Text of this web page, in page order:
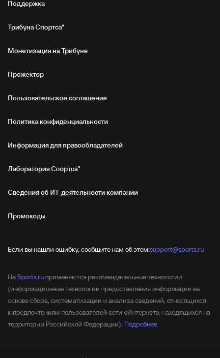
Поддержка
Трибуна Спортса"
Монетизация на Трибуне
Прожектор
Пользовательское соглашение
Политика конфиденциальности
Информация для правообладателей
Лаборатория Спортса"
Сведения об ИТ‑деятельности компании
Промокоды
Если вы нашли ошибку, сообщите нам об этом:support@sports.ru
НаSports.ru применяются рекомендательные технологии
(информационные технологии предоставления информации на
основе сбора, систематизации и анализа сведений, относящихся
к предпочтениям пользователей сети «Интернет», находящихся на
территории Российской Федерации). Подробнее